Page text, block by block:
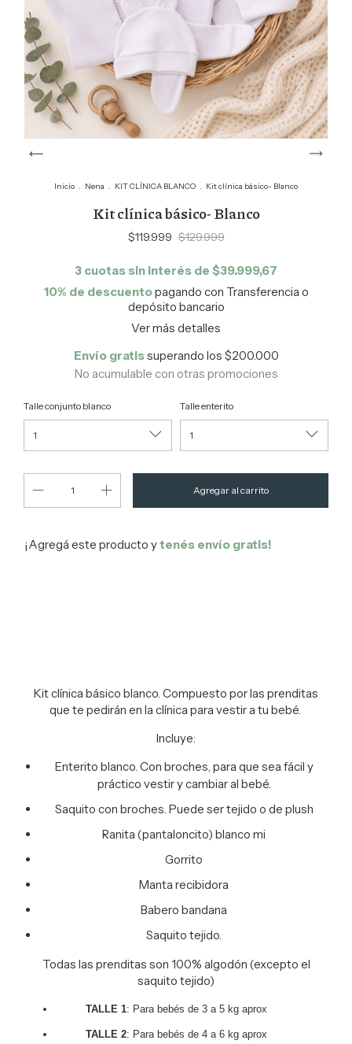
Inicio . Nena . KIT CLÍNICA BLANCO . Kit clínica básico- Blanco
Kit clínica básico- Blanco
$119.999 $129.999
3 cuotas sin interés de $39.999,67
10% de descuentopagando con Transferencia o
depósito bancario
Ver más detalles
Envío gratissuperando los $200.000
No acumulable con otras promociones
Talle conjunto blanco Talle enterito
¡Agregá este producto ytenés envío gratis!
Kit clínica básico blanco. Compuesto por las prenditas
que te pedirán en la clínica para vestir a tu bebé.
Incluye:
Enterito blanco. Con broches, para que sea fácil y
práctico vestir y cambiar al bebé.
Saquito con broches. Puede ser tejido o de plush
Ranita (pantaloncito) blanco mi
Gorrito
Manta recibidora
Babero bandana
Saquito tejido.
Todas las prenditas son 100% algodón (excepto el
saquito tejido)
TALLE 1: Para bebés de 3 a 5 kg aprox
TALLE 2: Para bebés de 4 a 6 kg aprox